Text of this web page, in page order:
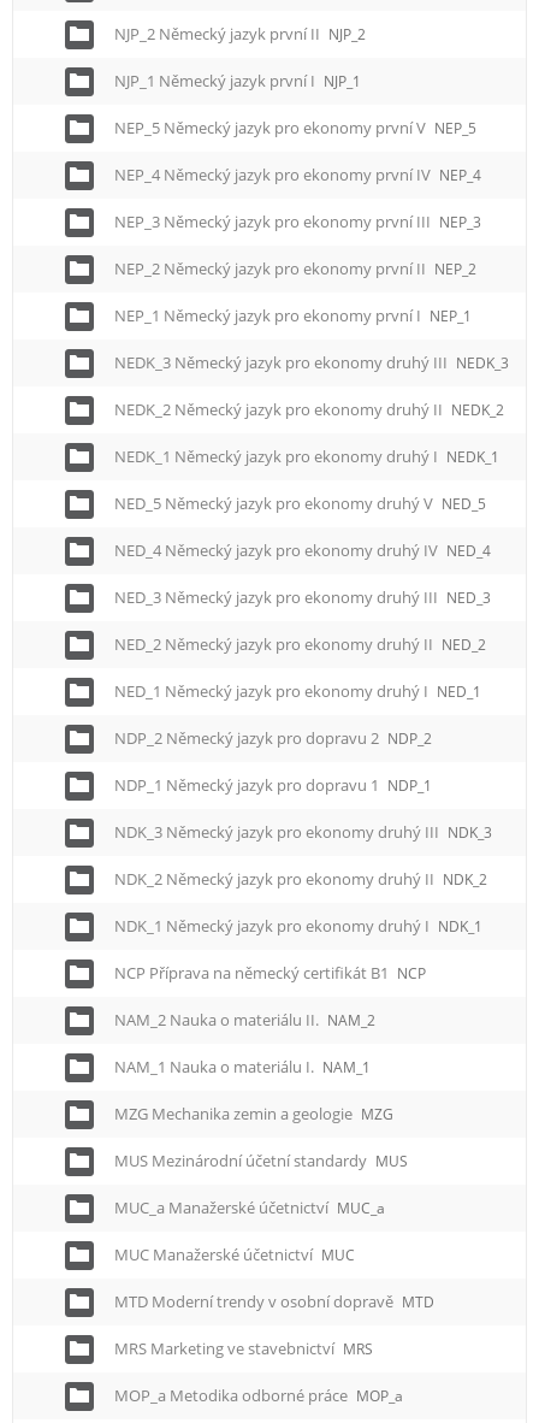
NJP_2 Německý jazyk první II NJP_2
NJP_1 Německý jazyk první I NJP_1
NEP_5 Německý jazyk pro ekonomy první V NEP_5
NEP_4 Německý jazyk pro ekonomy první IV NEP_4
NEP_3 Německý jazyk pro ekonomy první III NEP_3
NEP_2 Německý jazyk pro ekonomy první II NEP_2
NEP_1 Německý jazyk pro ekonomy první I NEP_1
NEDK_3 Německý jazyk pro ekonomy druhý III NEDK_3
NEDK_2 Německý jazyk pro ekonomy druhý II NEDK_2
NEDK_1 Německý jazyk pro ekonomy druhý I NEDK_1
NED_5 Německý jazyk pro ekonomy druhý V NED_5
NED_4 Německý jazyk pro ekonomy druhý IV NED_4
NED_3 Německý jazyk pro ekonomy druhý III NED_3
NED_2 Německý jazyk pro ekonomy druhý II NED_2
NED_1 Německý jazyk pro ekonomy druhý I NED_1
NDP_2 Německý jazyk pro dopravu 2 NDP_2
NDP_1 Německý jazyk pro dopravu 1 NDP_1
NDK_3 Německý jazyk pro ekonomy druhý III NDK_3
NDK_2 Německý jazyk pro ekonomy druhý II NDK_2
NDK_1 Německý jazyk pro ekonomy druhý I NDK_1
NCP Příprava na německý certifikát B1 NCP
NAM_2 Nauka o materiálu II. NAM_2
NAM_1 Nauka o materiálu I. NAM_1
MZG Mechanika zemin a geologie MZG
MUS Mezinárodní účetní standardy MUS
MUC_a Manažerské účetnictví MUC_a
MUC Manažerské účetnictví MUC
MTD Moderní trendy v osobní dopravě MTD
MRS Marketing ve stavebnictví MRS
MOP_a Metodika odborné práce MOP_a